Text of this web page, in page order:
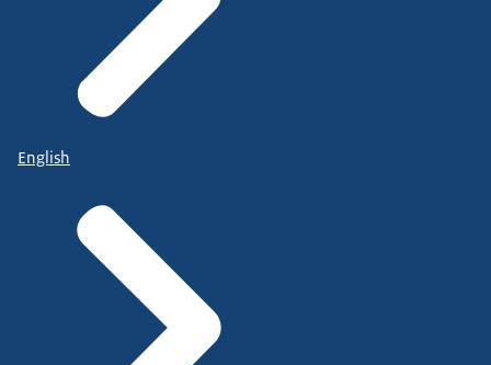
English